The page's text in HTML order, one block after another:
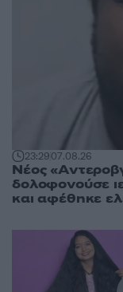
23:2907.08.26
Νέος
δολοφονούσε
και αφέθηκε